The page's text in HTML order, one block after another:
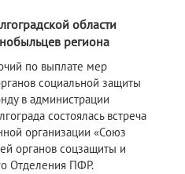
области
региона
по выплате мер
социальной защиты
в администрации
состоялась встреча
организации «Союз
органов соцзащиты и
Отделения ПФР.